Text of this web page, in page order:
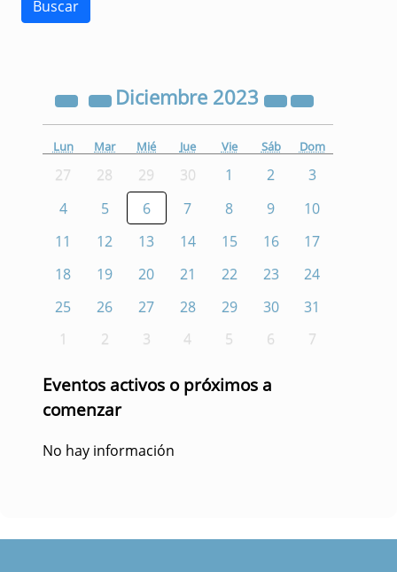
Diciembre 2023
Lun Mar Mié Jue Vie Sáb Dom
27 28 29 30 1 2
3
4
5 6 7 8 9
10
11
12 13 14 15 16
17
18
19 20 21 22 23
24
25
26 27 28 29 30
31
1
2 3 4 5 6 7
Eventos activos o próximos a
comenzar
No hay información